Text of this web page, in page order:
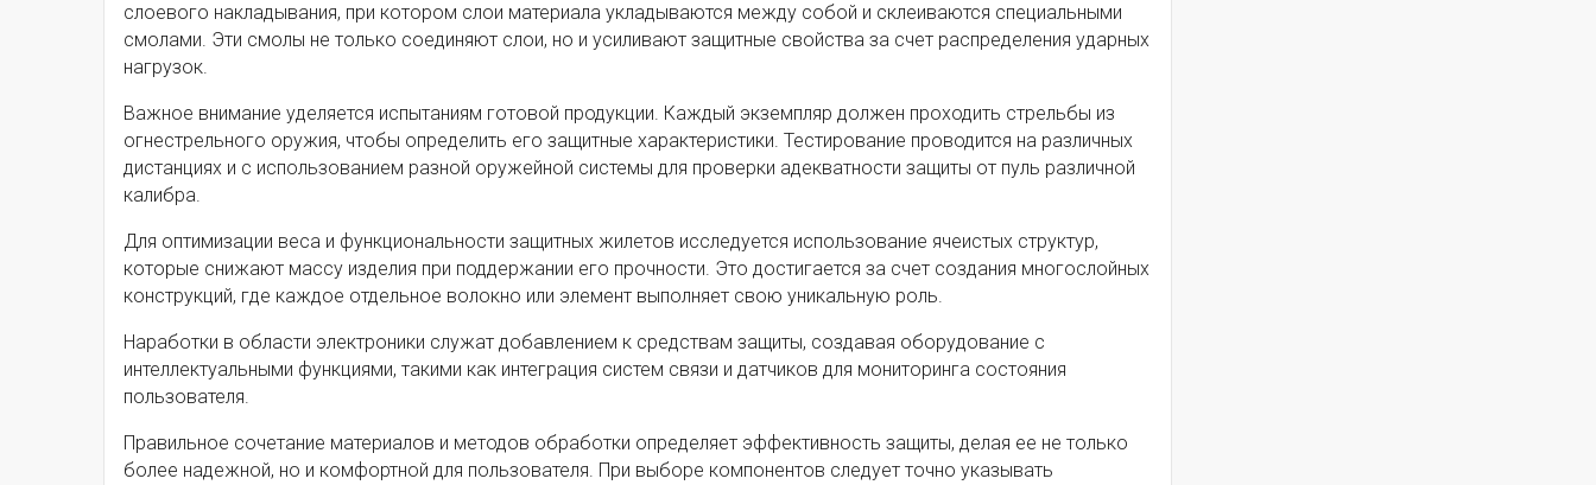
слоевого накладывания, при котором слои материала укладываются между собой и склеиваются специальными
смолами. Эти смолы не только соединяют слои, но и усиливают защитные свойства за счет распределения ударных
нагрузок.
Важное внимание уделяется испытаниям готовой продукции. Каждый экземпляр должен проходить стрельбы из
огнестрельного оружия, чтобы определить его защитные характеристики. Тестирование проводится на различных
дистанциях и с использованием разной оружейной системы для проверки адекватности защиты от пуль различной
калибра.
Для оптимизации веса и функциональности защитных жилетов исследуется использование ячеистых структур,
которые снижают массу изделия при поддержании его прочности. Это достигается за счет создания многослойных
конструкций, где каждое отдельное волокно или элемент выполняет свою уникальную роль.
Наработки в области электроники служат добавлением к средствам защиты, создавая оборудование с
интеллектуальными функциями, такими как интеграция систем связи и датчиков для мониторинга состояния
пользователя.
Правильное сочетание материалов и методов обработки определяет эффективность защиты, делая ее не только
более надежной, но и комфортной для пользователя. При выборе компонентов следует точно указывать